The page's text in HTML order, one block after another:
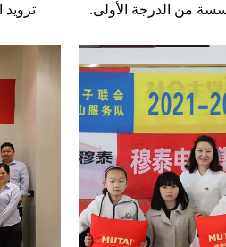
من الدرجة الأولى. تزويد